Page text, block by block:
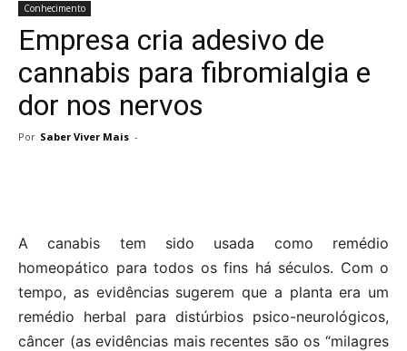
Conhecimento
Empresa cria adesivo de
cannabis para fibromialgia e
dor nos nervos
Por Saber Viver Mais -
A canabis tem sido usada como remédio
homeopático para todos os fins há séculos. Com o
tempo, as evidências sugerem que a planta era um
remédio herbal para distúrbios psico-neurológicos,
câncer (as evidências mais recentes são os “milagres